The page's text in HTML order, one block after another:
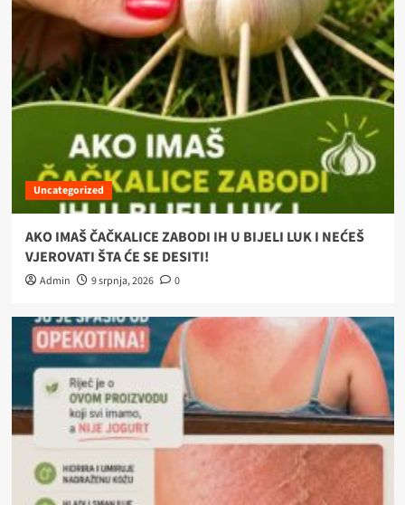
Uncategorized
AKO IMAŠ ČAČKALICE ZABODI IH U BIJELI LUK I NEĆEŠ
VJEROVATI ŠTA ĆE SE DESITI!
Admin 9 srpnja, 2026 0